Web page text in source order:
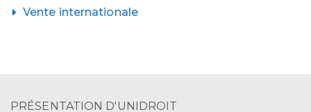
Vente internationale
PRÉSENTATION D'UNIDROIT